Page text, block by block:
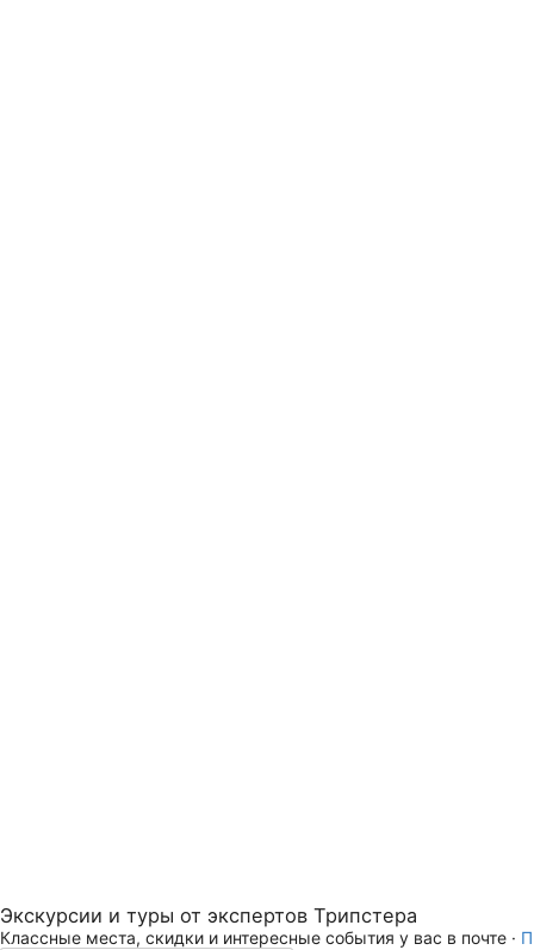
Экскурсии и туры от экспертов Трипстера
Классные места, скидки и интересные события у вас в почте ·